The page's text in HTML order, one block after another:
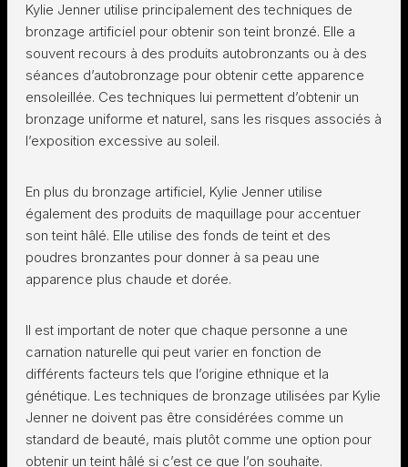
Kylie Jenner utilise principalement des techniques de
bronzage artificiel pour obtenir son teint bronzé. Elle a
souvent recours à des produits autobronzants ou à des
séances d’autobronzage pour obtenir cette apparence
ensoleillée. Ces techniques lui permettent d’obtenir un
bronzage uniforme et naturel, sans les risques associés à
l’exposition excessive au soleil.
En plus du bronzage artificiel, Kylie Jenner utilise
également des produits de maquillage pour accentuer
son teint hâlé. Elle utilise des fonds de teint et des
poudres bronzantes pour donner à sa peau une
apparence plus chaude et dorée.
Il est important de noter que chaque personne a une
carnation naturelle qui peut varier en fonction de
différents facteurs tels que l’origine ethnique et la
génétique. Les techniques de bronzage utilisées par Kylie
Jenner ne doivent pas être considérées comme un
standard de beauté, mais plutôt comme une option pour
obtenir un teint hâlé si c’est ce que l’on souhaite.